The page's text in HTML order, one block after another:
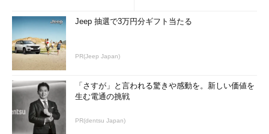
Jeep 抽選で3万円分ギフト当たる
PR(Jeep Japan)
「さすが」と言われる驚きや感動を。新しい価値を
生む電通の挑戦
PR(dentsu Japan)